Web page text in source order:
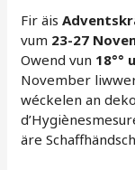
Fir äis
vum 23-27
Owend vun 18°°
November
wéckelen an
äre